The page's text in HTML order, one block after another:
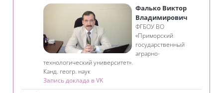
Фалько Виктор
Владимирович
ФГБОУ ВО
«Приморский
государственный
аграрно-
технологический университет».
Канд. геогр. наук
Запись доклада в VK